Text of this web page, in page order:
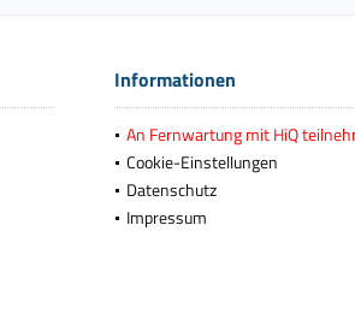
Informationen
An Fernwartung mit HiQ
Cookie-Einstellungen
Datenschutz
Impressum